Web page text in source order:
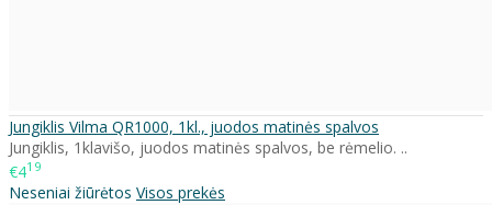
Jungiklis Vilma QR1000, 1kl., juodos matinės spalvos
Jungiklis, 1klavišo, juodos matinės spalvos, be rėmelio. ..
€419
Neseniai žiūrėtos Visos prekės